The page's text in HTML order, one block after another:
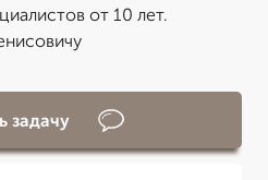
от 10 лет.
задачу